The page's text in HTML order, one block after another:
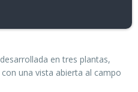
en tres plantas,
una vista abierta al campo